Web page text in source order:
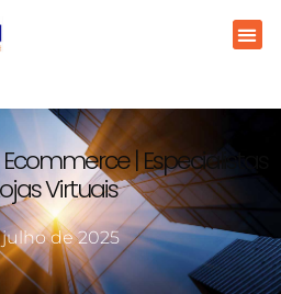
| Especialistas
Virtuais
julho de 2025